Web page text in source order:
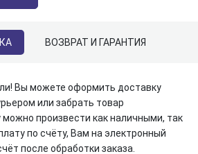
ВОЗВРАТ И ГАРАНТИЯ
Вы можете оформить доставку
или забрать товар
произвести как наличными, так
по счёту, Вам на электронный
после обработки заказа.